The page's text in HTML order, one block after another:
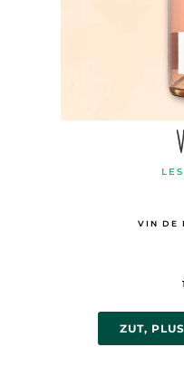
VIN DE
ZUT,